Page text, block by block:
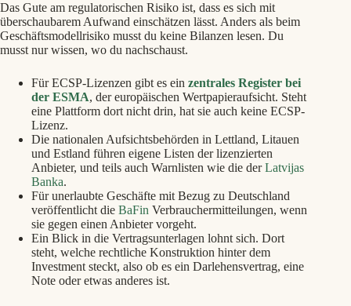
Das Gute am regulatorischen Risiko ist, dass es sich mit
überschaubarem Aufwand einschätzen lässt. Anders als beim
Geschäftsmodellrisiko musst du keine Bilanzen lesen. Du
musst nur wissen, wo du nachschaust.
Für ECSP-Lizenzen gibt es ein zentrales Register bei
der ESMA, der europäischen Wertpapieraufsicht. Steht
eine Plattform dort nicht drin, hat sie auch keine ECSP-
Lizenz.
Die nationalen Aufsichtsbehörden in Lettland, Litauen
und Estland führen eigene Listen der lizenzierten
Anbieter, und teils auch Warnlisten wie die derLatvijas
Banka.
Für unerlaubte Geschäfte mit Bezug zu Deutschland
veröffentlicht die BaFin Verbrauchermitteilungen, wenn
sie gegen einen Anbieter vorgeht.
Ein Blick in die Vertragsunterlagen lohnt sich. Dort
steht, welche rechtliche Konstruktion hinter dem
Investment steckt, also ob es ein Darlehensvertrag, eine
Note oder etwas anderes ist.